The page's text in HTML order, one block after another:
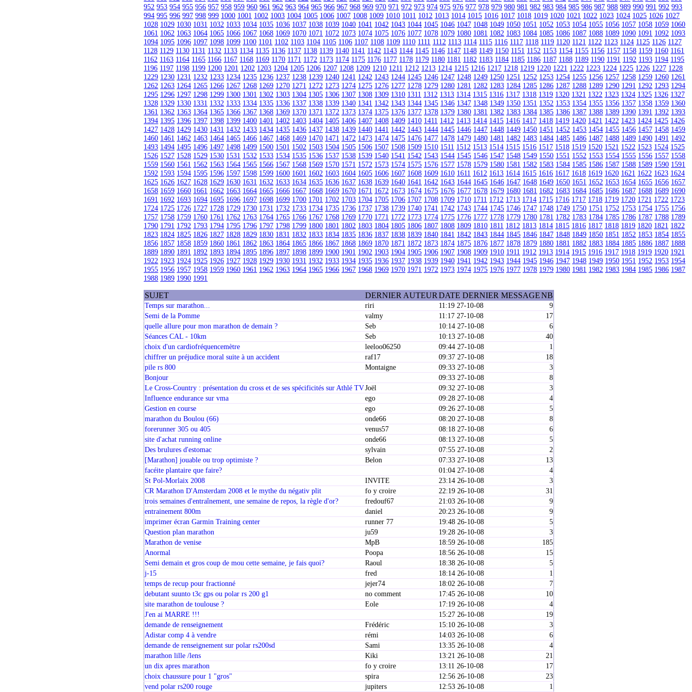
952 953 954 955 956 957 958 959 960 961 962 963 964 965 966 967 968 969 970 971 972 973 974 975 976 977 978 979 980 981 982 983 984 985 986 987 988 989 990 991 992 993
994 995 996 997 998 999 1000 1001 1002 1003 1004 1005 1006 1007 1008 1009 1010 1011 1012 1013 1014 1015 1016 1017 1018 1019 1020 1021 1022 1023 1024 1025 1026 1027
1028 1029 1030 1031 1032 1033 1034 1035 1036 1037 1038 1039 1040 1041 1042 1043 1044 1045 1046 1047 1048 1049 1050 1051 1052 1053 1054 1055 1056 1057 1058 1059 1060
1061 1062 1063 1064 1065 1066 1067 1068 1069 1070 1071 1072 1073 1074 1075 1076 1077 1078 1079 1080 1081 1082 1083 1084 1085 1086 1087 1088 1089 1090 1091 1092 1093
1094 1095 1096 1097 1098 1099 1100 1101 1102 1103 1104 1105 1106 1107 1108 1109 1110 1111 1112 1113 1114 1115 1116 1117 1118 1119 1120 1121 1122 1123 1124 1125 1126 1127
1128 1129 1130 1131 1132 1133 1134 1135 1136 1137 1138 1139 1140 1141 1142 1143 1144 1145 1146 1147 1148 1149 1150 1151 1152 1153 1154 1155 1156 1157 1158 1159 1160 1161
1162 1163 1164 1165 1166 1167 1168 1169 1170 1171 1172 1173 1174 1175 1176 1177 1178 1179 1180 1181 1182 1183 1184 1185 1186 1187 1188 1189 1190 1191 1192 1193 1194 1195
1196 1197 1198 1199 1200 1201 1202 1203 1204 1205 1206 1207 1208 1209 1210 1211 1212 1213 1214 1215 1216 1217 1218 1219 1220 1221 1222 1223 1224 1225 1226 1227 1228
1229 1230 1231 1232 1233 1234 1235 1236 1237 1238 1239 1240 1241 1242 1243 1244 1245 1246 1247 1248 1249 1250 1251 1252 1253 1254 1255 1256 1257 1258 1259 1260 1261
1262 1263 1264 1265 1266 1267 1268 1269 1270 1271 1272 1273 1274 1275 1276 1277 1278 1279 1280 1281 1282 1283 1284 1285 1286 1287 1288 1289 1290 1291 1292 1293 1294
1295 1296 1297 1298 1299 1300 1301 1302 1303 1304 1305 1306 1307 1308 1309 1310 1311 1312 1313 1314 1315 1316 1317 1318 1319 1320 1321 1322 1323 1324 1325 1326 1327
1328 1329 1330 1331 1332 1333 1334 1335 1336 1337 1338 1339 1340 1341 1342 1343 1344 1345 1346 1347 1348 1349 1350 1351 1352 1353 1354 1355 1356 1357 1358 1359 1360
1361 1362 1363 1364 1365 1366 1367 1368 1369 1370 1371 1372 1373 1374 1375 1376 1377 1378 1379 1380 1381 1382 1383 1384 1385 1386 1387 1388 1389 1390 1391 1392 1393
1394 1395 1396 1397 1398 1399 1400 1401 1402 1403 1404 1405 1406 1407 1408 1409 1410 1411 1412 1413 1414 1415 1416 1417 1418 1419 1420 1421 1422 1423 1424 1425 1426
1427 1428 1429 1430 1431 1432 1433 1434 1435 1436 1437 1438 1439 1440 1441 1442 1443 1444 1445 1446 1447 1448 1449 1450 1451 1452 1453 1454 1455 1456 1457 1458 1459
1460 1461 1462 1463 1464 1465 1466 1467 1468 1469 1470 1471 1472 1473 1474 1475 1476 1477 1478 1479 1480 1481 1482 1483 1484 1485 1486 1487 1488 1489 1490 1491 1492
1493 1494 1495 1496 1497 1498 1499 1500 1501 1502 1503 1504 1505 1506 1507 1508 1509 1510 1511 1512 1513 1514 1515 1516 1517 1518 1519 1520 1521 1522 1523 1524 1525
1526 1527 1528 1529 1530 1531 1532 1533 1534 1535 1536 1537 1538 1539 1540 1541 1542 1543 1544 1545 1546 1547 1548 1549 1550 1551 1552 1553 1554 1555 1556 1557 1558
1559 1560 1561 1562 1563 1564 1565 1566 1567 1568 1569 1570 1571 1572 1573 1574 1575 1576 1577 1578 1579 1580 1581 1582 1583 1584 1585 1586 1587 1588 1589 1590 1591
1592 1593 1594 1595 1596 1597 1598 1599 1600 1601 1602 1603 1604 1605 1606 1607 1608 1609 1610 1611 1612 1613 1614 1615 1616 1617 1618 1619 1620 1621 1622 1623 1624
1625 1626 1627 1628 1629 1630 1631 1632 1633 1634 1635 1636 1637 1638 1639 1640 1641 1642 1643 1644 1645 1646 1647 1648 1649 1650 1651 1652 1653 1654 1655 1656 1657
1658 1659 1660 1661 1662 1663 1664 1665 1666 1667 1668 1669 1670 1671 1672 1673 1674 1675 1676 1677 1678 1679 1680 1681 1682 1683 1684 1685 1686 1687 1688 1689 1690
1691 1692 1693 1694 1695 1696 1697 1698 1699 1700 1701 1702 1703 1704 1705 1706 1707 1708 1709 1710 1711 1712 1713 1714 1715 1716 1717 1718 1719 1720 1721 1722 1723
1724 1725 1726 1727 1728 1729 1730 1731 1732 1733 1734 1735 1736 1737 1738 1739 1740 1741 1742 1743 1744 1745 1746 1747 1748 1749 1750 1751 1752 1753 1754 1755 1756
1757 1758 1759 1760 1761 1762 1763 1764 1765 1766 1767 1768 1769 1770 1771 1772 1773 1774 1775 1776 1777 1778 1779 1780 1781 1782 1783 1784 1785 1786 1787 1788 1789
1790 1791 1792 1793 1794 1795 1796 1797 1798 1799 1800 1801 1802 1803 1804 1805 1806 1807 1808 1809 1810 1811 1812 1813 1814 1815 1816 1817 1818 1819 1820 1821 1822
1823 1824 1825 1826 1827 1828 1829 1830 1831 1832 1833 1834 1835 1836 1837 1838 1839 1840 1841 1842 1843 1844 1845 1846 1847 1848 1849 1850 1851 1852 1853 1854 1855
1856 1857 1858 1859 1860 1861 1862 1863 1864 1865 1866 1867 1868 1869 1870 1871 1872 1873 1874 1875 1876 1877 1878 1879 1880 1881 1882 1883 1884 1885 1886 1887 1888
1889 1890 1891 1892 1893 1894 1895 1896 1897 1898 1899 1900 1901 1902 1903 1904 1905 1906 1907 1908 1909 1910 1911 1912 1913 1914 1915 1916 1917 1918 1919 1920 1921
1922 1923 1924 1925 1926 1927 1928 1929 1930 1931 1932 1933 1934 1935 1936 1937 1938 1939 1940 1941 1942 1943 1944 1945 1946 1947 1948 1949 1950 1951 1952 1953 1954
1955 1956 1957 1958 1959 1960 1961 1962 1963 1964 1965 1966 1967 1968 1969 1970 1971 1972 1973 1974 1975 1976 1977 1978 1979 1980 1981 1982 1983 1984 1985 1986 1987
1988 1989 1990 1991
SUJET DERNIER AUTEUR DATE DERNIER MESSAGENB
Temps sur marathon... riri 11:19 27-10-08
9
Semi de la Pomme
valmy 11:17 27-10-08
17
quelle allure pour mon marathon de demain ?
Seb 10:14 27-10-08
6
Séances CAL - 10km
Seb 10:13 27-10-08
40
choix d'un cardiofréquencemètre
leeloo06250 09:44 27-10-08
1
chiffrer un préjudice moral suite à un accident
raf17 09:37 27-10-08
18
pile rs 800
Montaigne 09:33 27-10-08
3
Bonjour
09:33 27-10-08
8
Le Cross-Country : présentation du cross et de ses spécificités sur Athlé TVJoël 09:32 27-10-08
3
Influence endurance sur vma
ego 09:28 27-10-08
4
Gestion en course
ego 09:26 27-10-08
5
marathon du Boulou (66)
onde66 08:20 27-10-08
8
forerunner 305 ou 405
venus57 08:18 27-10-08
6
site d'achat running online
onde66 08:13 27-10-08
5
Des brulures d'estomac
sylvain 07:55 27-10-08
2
[Marathon] jouable ou trop optimiste ?
Belon 07:33 27-10-08
13
facéite plantaire que faire?
01:04 27-10-08
4
St Pol-Morlaix 2008
INVITE 23:14 26-10-08
3
CR Marathon D'Amsterdam 2008 et le mythe du négativ plit
fo y croire 22:19 26-10-08
31
trois semaines d'entraînement, une semaine de repos, la règle d'or?
fredouf67 21:03 26-10-08
9
entrainement 800m
daniel 20:23 26-10-08
9
imprimer écran Garmin Training center
runner 77 19:48 26-10-08
5
Question plan marathon
ju59 19:28 26-10-08
3
Marathon de venise
MpB 18:59 26-10-08
185
Anormal
Poopa 18:56 26-10-08
15
Semi demain et gros coup de mou cette semaine, je fais quoi?
Raoul 18:38 26-10-08
5
j-15
fred 18:14 26-10-08
1
temps de recup pour fractionné
jejer74 18:02 26-10-08
7
debutant suunto t3c gps ou polar rs 200 g1
no comment 17:45 26-10-08
10
site marathon de toulouse ?
Eole 17:19 26-10-08
4
J'en ai MARRE !!!
15:27 26-10-08
19
demande de renseignement
Frédéric 15:10 26-10-08
3
Adistar comp 4 à vendre
rémi 14:03 26-10-08
6
demande de renseignement sur polar rs200sd
Sami 13:35 26-10-08
4
marathon lille /lens
Kiki 13:21 26-10-08
21
un dix apres marathon
fo y croire 13:11 26-10-08
17
choix chaussure pour 1 "gros"
spira 12:56 26-10-08
23
vend polar rs200 rouge
jupiters 12:53 26-10-08 1